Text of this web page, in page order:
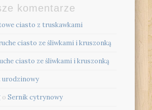
komentarze
ciasto z truskawkami
ciasto ze śliwkami i kruszonką
ciasto ze śliwkami i kruszonką
oSernik cytrynowy